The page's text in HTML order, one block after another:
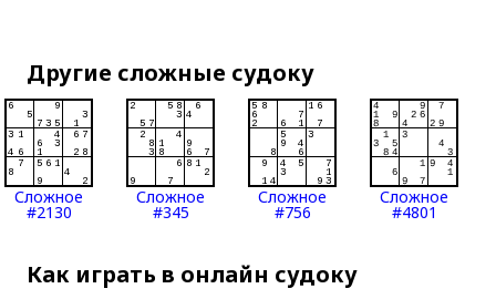
Другие сложные судоку
Сложное
#2130
Сложное
#345
Сложное
#756
Сложное
#4801
Как играть в онлайн судоку